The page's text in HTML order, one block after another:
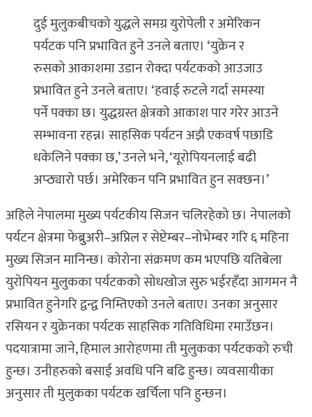
दुई मुलुकबीचको युद्धले समग्र युरोपेली र अमेरिकन
पर्यटक पनि प्रभावित हुने उनले बताए। ‘युक्रेन र
रुसको आकाशमा उडान रोक्दा पर्यटकको आउजाउ
प्रभावित हुने उनले बताए। ‘हवाई रुटले गर्दा समस्या
पर्ने पक्का छ। युद्धग्रस्त क्षेत्रको आकाश पार गरेर आउने
सम्भावना रहन्न। साहसिक पर्यटन अझै एकवर्ष पछाडि
धकेलिने पक्का छ,’ उनले भने, ‘यूरोपियनलाई बढी
अप्ठ्यारो पर्छ। अमेरिकन पनि प्रभावित हुन सक्छन।’
अहिले नेपालमा मुख्य पर्यटकीय सिजन चलिरहेको छ। नेपालको
पर्यटन क्षेत्रमा फेब्रुुअरी–अप्रिल र सेप्टेम्बर–नोभेम्बर गरि ६ महिना
मुख्य सिजन मानिन्छ। कोरोना संक्रमण कम भएपछि यतिबेला
युरोपियन मुलुकका पर्यटकको सोधखोज सुरु भईरहँदा आगमन नै
प्रभावित हुनेगरि द्वन्द्व निम्तिएको उनले बताए। उनका अनुसार
रसियन र युक्रेनका पर्यटक साहसिक गतिविधिमा रमाउँछन।
पदयात्रामा जाने, हिमाल आरोहणमा ती मुलुकका पर्यटकको रुची
हुन्छ। उनीहरुको बसाई अवधि पनि बढि हुन्छ। व्यवसायीका
अनुसार ती मुलुकका पर्यटक खर्चिला पनि हुन्छन।